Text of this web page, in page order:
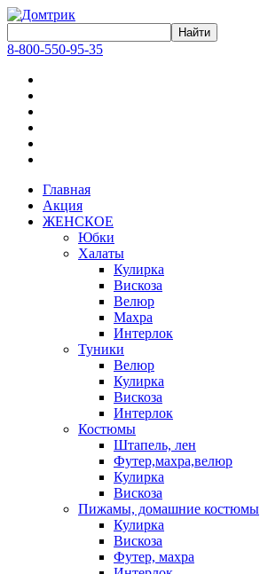
8-800-550-95-35
Главная
Акция
ЖЕНСКОЕ
Юбки
Халаты
Кулирка
Вискоза
Велюр
Махра
Интерлок
Туники
Велюр
Кулирка
Вискоза
Интерлок
Костюмы
Штапель, лен
Футер,махра,велюр
Кулирка
Вискоза
Пижамы, домашние костюмы
Кулирка
Вискоза
Футер, махра